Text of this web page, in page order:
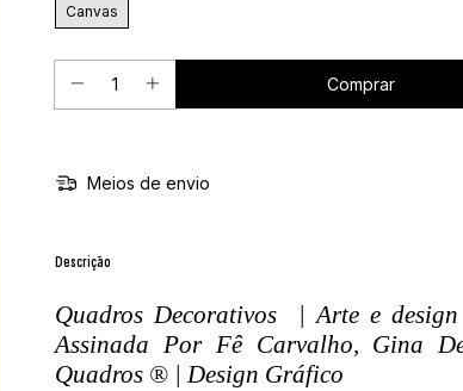
Canvas
Meios de envio
Descrição
Quadros Decorativos | Arte e
Assinada Por Fê Carvalho, Gina
Quadros ® | Design Gráfico